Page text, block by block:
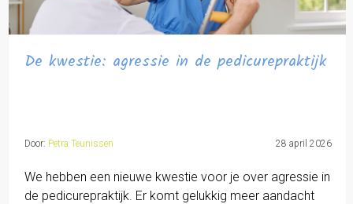
De kwestie: agressie in de pedicurepraktijk
Door: Petra Teunissen 28 april 2026
We hebben een nieuwe kwestie voor je over agressie in
de pedicurepraktijk. Er komt gelukkig meer aandacht